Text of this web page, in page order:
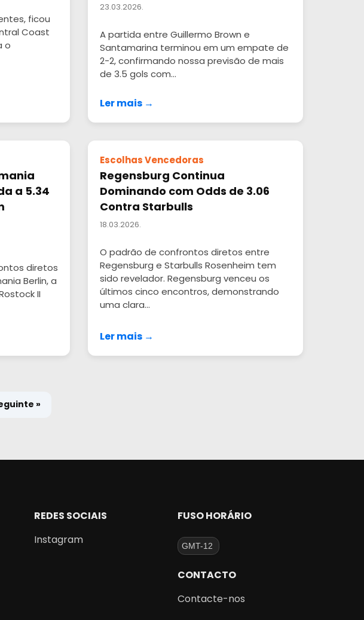
ficou
Coast
o
23.03.2026.
A partida entre Guillermo Brown e
Santamarina terminou em um empate de
2-2, confirmando nossa previsão de mais
de 3.5 gols com...
Ler mais →
a 5.34
diretos
Berlin, a
II
Escolhas Vencedoras
Regensburg Continua
Dominando com Odds de 3.06
Contra Starbulls
18.03.2026.
O padrão de confrontos diretos entre
Regensburg e Starbulls Rosenheim tem
sido revelador. Regensburg venceu os
últimos cinco encontros, demonstrando
uma clara...
Ler mais →
»
REDES SOCIAIS
Instagram
FUSO HORÁRIO
CONTACTO
Contacte-nos